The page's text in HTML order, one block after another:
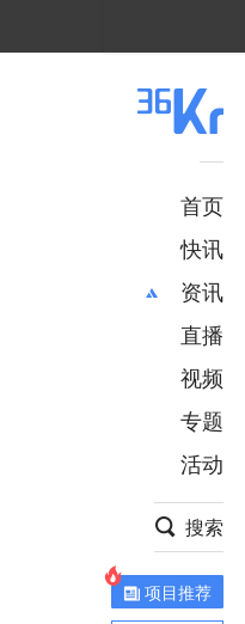
首页
快讯
资讯
推荐
财经
项目推荐
安徽
直播
视频
专题
活动
搜索
项目推荐